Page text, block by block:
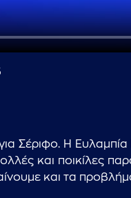
Σέριφο. Η
και ποικίλες
και τα